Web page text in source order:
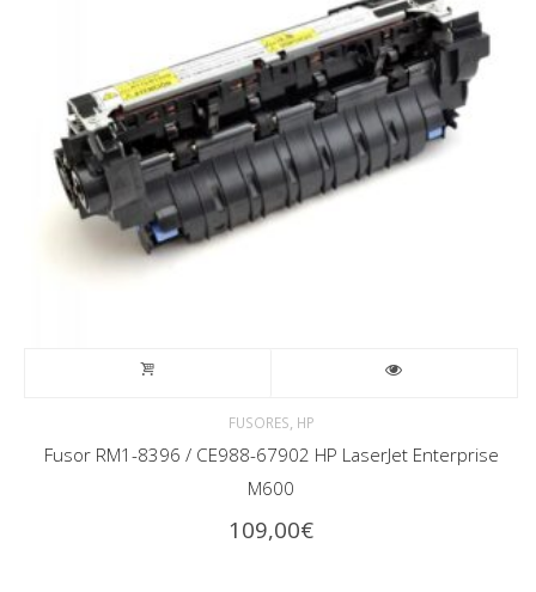
FUSORES, HP
Fusor RM1-8396 / CE988-67902 HP LaserJet Enterprise
M600
109,00€